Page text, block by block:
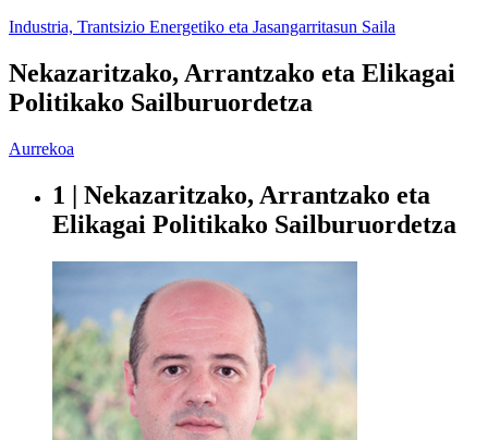
Industria, Trantsizio Energetiko eta Jasangarritasun Saila
Nekazaritzako, Arrantzako eta Elikagai
Politikako Sailburuordetza
Aurrekoa
1 | Nekazaritzako, Arrantzako eta
Elikagai Politikako Sailburuordetza